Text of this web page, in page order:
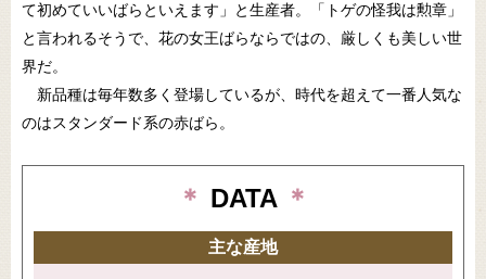
て初めていいばらといえます」と生産者。「トゲの怪我は勲章」
と言われるそうで、花の女王ばらならではの、厳しくも美しい世
界だ。
新品種は毎年数多く登場しているが、時代を超えて一番人気な
のはスタンダード系の赤ばら。
＊ DATA ＊
主な産地